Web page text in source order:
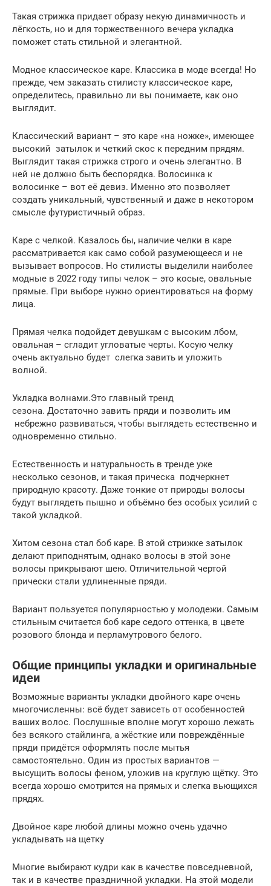
Такая стрижка придает образу некую динамичность и
лёгкость, но и для торжественного вечера укладка
поможет стать стильной и элегантной.
Модное классическое каре. Классика в моде всегда! Но
прежде, чем заказать стилисту классическое каре,
определитесь, правильно ли вы понимаете, как оно
выглядит.
Классический вариант – это каре «на ножке», имеющее
высокий затылок и четкий скос к передним прядям.
Выглядит такая стрижка строго и очень элегантно. В
ней не должно быть беспорядка. Волосинка к
волосинке – вот её девиз. Именно это позволяет
создать уникальный, чувственный и даже в некотором
смысле футуристичный образ.
Каре с челкой. Казалось бы, наличие челки в каре
рассматривается как само собой разумеющееся и не
вызывает вопросов. Но стилисты выделили наиболее
модные в 2022 году типы челок – это косые, овальные
прямые. При выборе нужно ориентироваться на форму
лица.
Прямая челка подойдет девушкам с высоким лбом,
овальная – сгладит угловатые черты. Косую челку
очень актуально будет слегка завить и уложить
волной.
Укладка волнами.Это главный тренд
сезона. Достаточно завить пряди и позволить им
небрежно развиваться, чтобы выглядеть естественно и
одновременно стильно.
Естественность и натуральность в тренде уже
несколько сезонов, и такая прическа подчеркнет
природную красоту. Даже тонкие от природы волосы
будут выглядеть пышно и объёмно без особых усилий с
такой укладкой.
Хитом сезона стал боб каре. В этой стрижке затылок
делают приподнятым, однако волосы в этой зоне
волосы прикрывают шею. Отличительной чертой
прически стали удлиненные пряди.
Вариант пользуется популярностью у молодежи. Самым
стильным считается боб каре седого оттенка, в цвете
розового блонда и перламутрового белого.
Общие принципы укладки и оригинальные
идеи
Возможные варианты укладки двойного каре очень
многочисленны: всё будет зависеть от особенностей
ваших волос. Послушные вполне могут хорошо лежать
без всякого стайлинга, а жёсткие или повреждённые
пряди придётся оформлять после мытья
самостоятельно. Один из простых вариантов —
высущить волосы феном, уложив на круглую щётку. Это
всегда хорошо смотрится на прямых и слегка вьющихся
прядях.
Двойное каре любой длины можно очень удачно
укладывать на щетку
Многие выбирают кудри как в качестве повседневной,
так и в качестве праздничной укладки. На этой модели